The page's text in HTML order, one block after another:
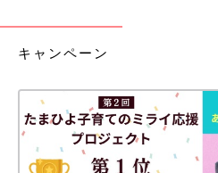
キャンペーン